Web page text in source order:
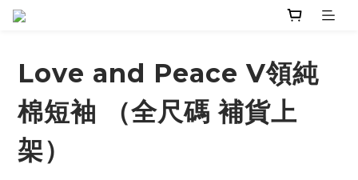
Love and Peace V領純
棉短袖 （全尺碼 補貨上
架）